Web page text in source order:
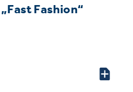
Fashion“